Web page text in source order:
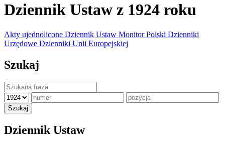
Dziennik Ustaw z 1924 roku
Akty ujednolicone Dziennik Ustaw Monitor Polski Dzienniki
Urzędowe Dzienniki Unii Europejskiej
Szukaj
Dziennik Ustaw